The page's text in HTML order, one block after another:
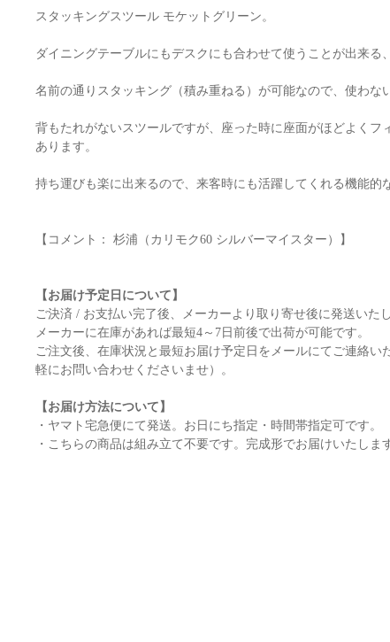
スタッキングスツール モケットグリーン。
ダイニングテーブルにもデスクにも合わせて使うことが出来る
名前の通りスタッキング（積み重ねる）が可能なので、使わな
背もたれがないスツールですが、座った時に座面がほどよく
あります。
持ち運びも楽に出来るので、来客時にも活躍してくれる機能的
【コメント： 杉浦（カリモク60 シルバーマイスター）】
【お届け予定日について】
ご決済 / お支払い完了後、メーカーより取り寄せ後に発送いたし
メーカーに在庫があれば最短4～7日前後で出荷が可能です。
ご注文後、在庫状況と最短お届け予定日をメールにてご連絡
軽にお問い合わせくださいませ）。
【お届け方法について】
・ヤマト宅急便にて発送。お日にち指定・時間帯指定可です。
・こちらの商品は組み立て不要です。完成形でお届けいたしま